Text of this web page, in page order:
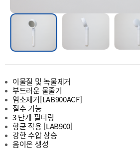
이물질 및 녹물제거
부드러운 물줄기
염소제거[LAB900ACF]
절수 기능
3 단계 필터링
항균 작용 [LAB900]
강한 수압 상승
음이온 생성